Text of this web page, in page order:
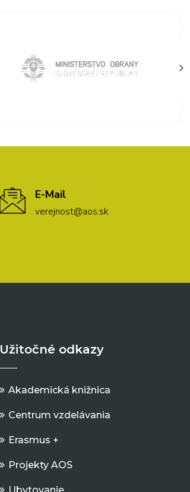
E-Mail
verejnost@aos.sk
Užitočné odkazy
Akademická knižnica
Centrum vzdelávania
Erasmus +
Projekty AOS
Ubytovanie